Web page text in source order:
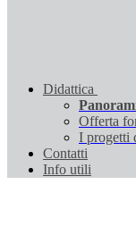
Didattica
Offerta
I progetti
Contatti
Info utili